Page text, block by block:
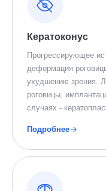
Кератоконус
Прогрессирующее
деформация
ухудшению зрения.
роговицы,
случаях -
Подробнее